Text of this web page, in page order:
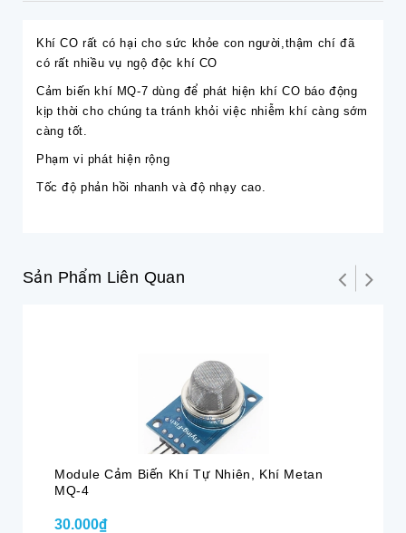
Khí CO rất có hại cho sức khỏe con người,thậm chí đã
có rất nhiều vụ ngộ độc khí CO
Cảm biến khí MQ-7 dùng để phát hiện khí CO báo động
kịp thời cho chúng ta tránh khỏi việc nhiễm khí càng sớm
càng tốt.
Phạm vi phát hiện rộng
Tốc độ phản hồi nhanh và độ nhạy cao.
Sản Phẩm Liên Quan
Module Cảm Biến Khí Tự Nhiên, Khí Metan
MQ-4
30.000₫